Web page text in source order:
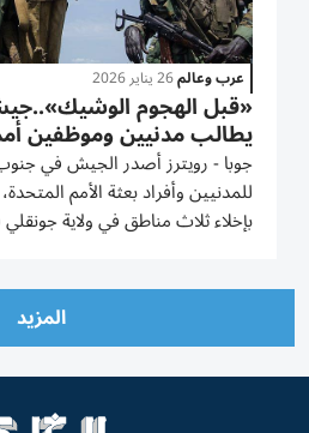
عرب وعالم26 يناير 2026
«قبل الهجوم
يطالب مدنيين وموظفين
مناطق
جوبا - رويترز أصدر الجيش في
للمدنيين وأفراد بعثة الأمم
بإخلاء ثلاث مناطق في ولاية
المزيد